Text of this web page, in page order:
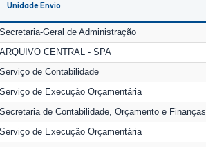
Unidade Envio
Secretaria-Geral de Administração
ARQUIVO CENTRAL - SPA
Serviço de Contabilidade
Serviço de Execução Orçamentária
Secretaria de Contabilidade, Orçamento e Finanças
Serviço de Execução Orçamentária